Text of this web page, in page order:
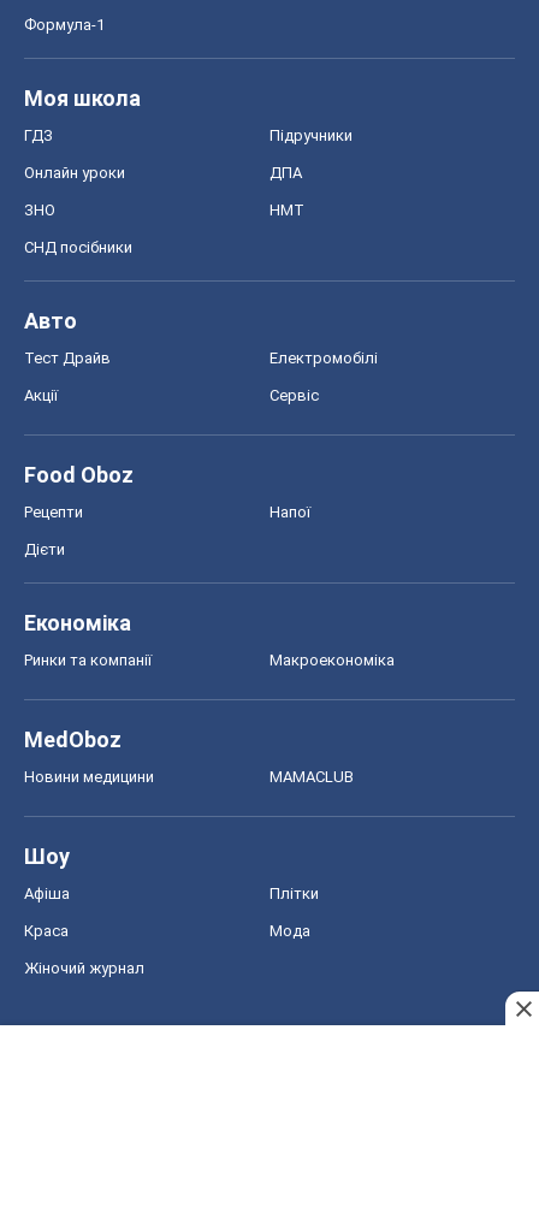
Формула-1
Моя школа
ГДЗ Підручники
Онлайн уроки ДПА
ЗНО НМТ
СНД посібники
Авто
Тест Драйв Електромобілі
Акції Сервіс
Food Oboz
Рецепти Напої
Дієти
Економіка
Ринки та компанії Макроекономіка
MedOboz
Новини медицини MAMACLUB
Шоу
Афіша Плітки
Краса Мода
Жіночий журнал